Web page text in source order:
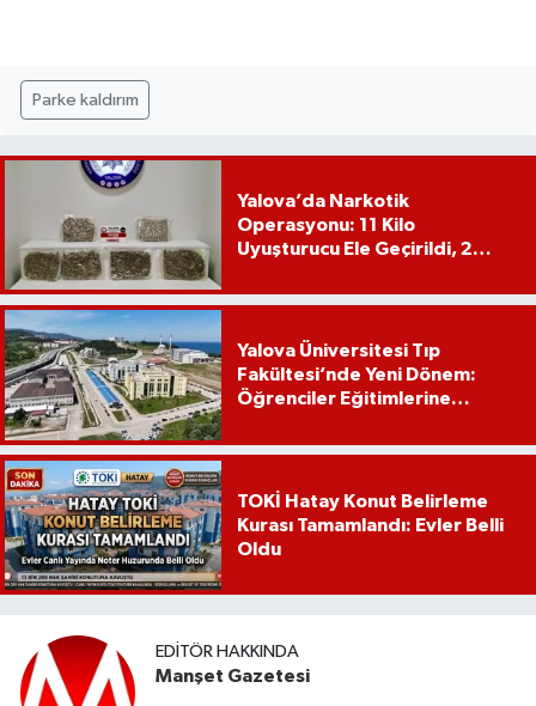
Parke kaldırım
Yalova’da Narkotik
Operasyonu: 11 Kilo
Uyuşturucu Ele Geçirildi, 2
Yalova Üniversitesi Tıp
Fakültesi’nde Yeni Dönem:
Öğrenciler Eğitimlerine
TOKİ Hatay Konut Belirleme
Kurası Tamamlandı: Evler Belli
Oldu
EDITÖR HAKKINDA
Manşet Gazetesi